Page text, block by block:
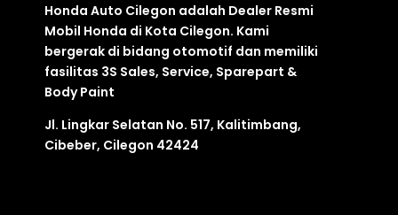
Honda Auto Cilegon adalah Dealer Resmi
Mobil Honda di Kota Cilegon. Kami
bergerak di bidang otomotif dan memiliki
fasilitas 3S Sales, Service, Sparepart &
Body Paint
Jl. Lingkar Selatan No. 517, Kalitimbang,
Cibeber, Cilegon 42424